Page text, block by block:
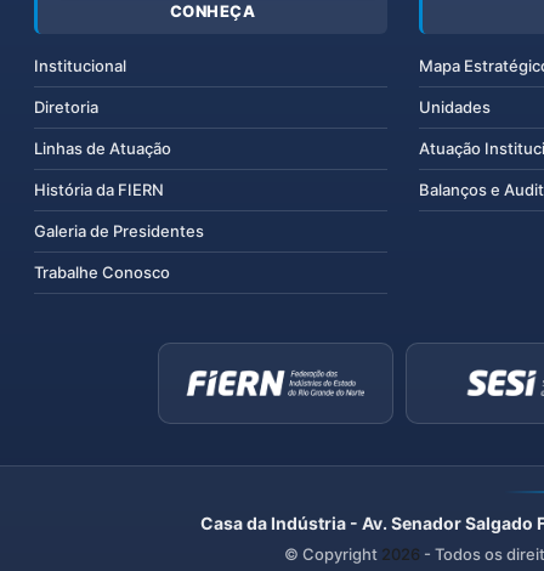
CONHEÇA
Institucional
Diretoria
Linhas de Atuação
História da FIERN
Galeria de Presidentes
Trabalhe Conosco
Mapa
Unidades
Atuação
Balanços e
Casa da Indústria - Av. Senador
© Copyright 2026 - Todos os